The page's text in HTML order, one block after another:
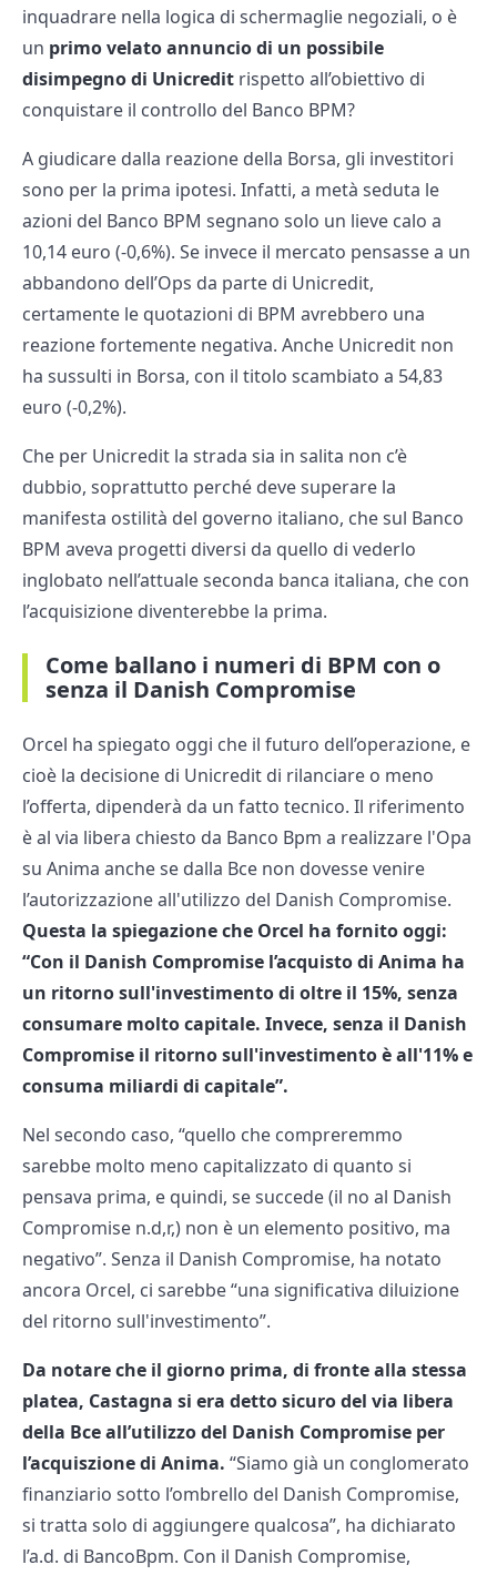
inquadrare nella logica di schermaglie negoziali, o è
un primo velato annuncio di un possibile
disimpegno di Unicredit rispetto all’obiettivo di
conquistare il controllo del Banco BPM?
A giudicare dalla reazione della Borsa, gli investitori
sono per la prima ipotesi. Infatti, a metà seduta le
azioni del Banco BPM segnano solo un lieve calo a
10,14 euro (-0,6%). Se invece il mercato pensasse a un
abbandono dell’Ops da parte di Unicredit,
certamente le quotazioni di BPM avrebbero una
reazione fortemente negativa. Anche Unicredit non
ha sussulti in Borsa, con il titolo scambiato a 54,83
euro (-0,2%).
Che per Unicredit la strada sia in salita non c’è
dubbio, soprattutto perché deve superare la
manifesta ostilità del governo italiano, che sul Banco
BPM aveva progetti diversi da quello di vederlo
inglobato nell’attuale seconda banca italiana, che con
l’acquisizione diventerebbe la prima.
Come ballano i numeri di BPM con o
senza il Danish Compromise
Orcel ha spiegato oggi che il futuro dell’operazione, e
cioè la decisione di Unicredit di rilanciare o meno
l’offerta, dipenderà da un fatto tecnico. Il riferimento
è al via libera chiesto da Banco Bpm a realizzare l'Opa
su Anima anche se dalla Bce non dovesse venire
l’autorizzazione all'utilizzo del Danish Compromise.
Questa la spiegazione che Orcel ha fornito oggi:
“Con il Danish Compromise l’acquisto di Anima ha
un ritorno sull'investimento di oltre il 15%, senza
consumare molto capitale. Invece, senza il Danish
Compromise il ritorno sull'investimento è all'11% e
consuma miliardi di capitale”.
Nel secondo caso, “quello che compreremmo
sarebbe molto meno capitalizzato di quanto si
pensava prima, e quindi, se succede (il no al Danish
Compromise n.d,r,) non è un elemento positivo, ma
negativo”. Senza il Danish Compromise, ha notato
ancora Orcel, ci sarebbe “una significativa diluizione
del ritorno sull'investimento”.
Da notare che il giorno prima, di fronte alla stessa
platea, Castagna si era detto sicuro del via libera
della Bce all’utilizzo del Danish Compromise per
l’acquiszione di Anima. “Siamo già un conglomerato
finanziario sotto l’ombrello del Danish Compromise,
si tratta solo di aggiungere qualcosa”, ha dichiarato
l’a.d. di BancoBpm. Con il Danish Compromise,